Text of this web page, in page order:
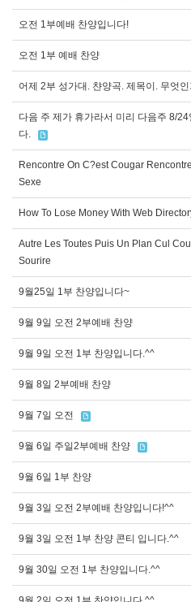
오전 1부예배 찬양입니다!
오전 1부 예배 찬양
어제 2부 성가대. 챤양곡. 제목이. 무엇
다음 주 제가 휴가라서 미리 다음주 8/24
다.
Rencontre On C?est Cougar
Sexe
How To Lose Money With Web
Autre Les Toutes Puis Un Plan Cul
Sourire
9월25일 1부 찬양입니다~
9월 9일 오전 2부예배 찬양
9월 9일 오전 1부 찬양입니다.^^
9월 8일 2부예배 찬양
9월 7일 오전
9월 6일 주일2부예배 찬양
9월 6일 1부 찬양
9월 3일 오전 2부예배 찬양입니다!^^
9월 3일 오전 1부 찬양 콘티 입니다.^^
9월 30일 오전 1부 찬양입니다.^^